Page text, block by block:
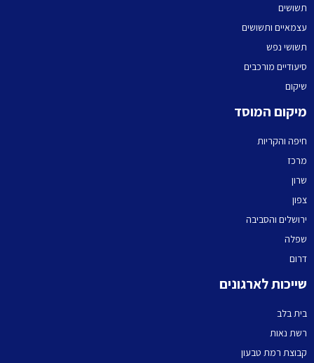
תשושים
עצמאיים ותשושים
תשושי נפש
סיעודיים מורכבים
שיקום
מיקום המוסד
חיפה והקריות
מרכז
שרון
צפון
ירושלים והסביבה
שפלה
דרום
שייכות לארגונים
בית בלב
רשת נאות
קבוצת רמת טבעון